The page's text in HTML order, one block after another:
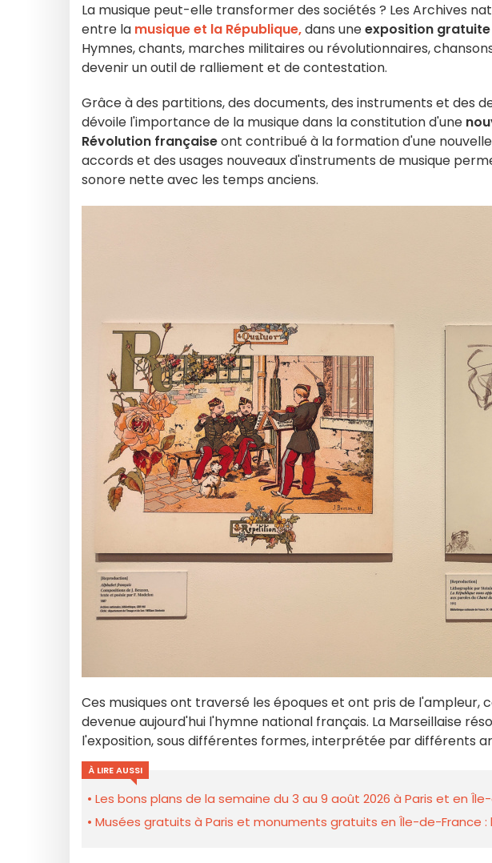
La musique peut-elle transformer des sociétés ? Les Archives
entre la musique et la République,dans uneexposition gratuite
Hymnes, chants, marches militaires ou révolutionnaires,
devenir un outil de ralliement et de contestation.
Grâce à des partitions, des documents, des instruments et des
dévoile l'importance de la musique dans la constitution d'une
Révolution françaiseont contribué à la formation d'une
accords et des usages nouveaux d'instruments de musique
sonore nette avec les temps anciens.
Ces musiques ont traversé les époques et ont pris de l'ampleur,
devenue aujourd'hui l'hymne national français. La Marseillaise
l'exposition, sous différentes formes, interprétée par différents
À LIRE AUSSI
Les bons plans de la semaine du 3 au 9 août 2026 à Paris et en
Musées gratuits à Paris et monuments gratuits en Île-de-France :